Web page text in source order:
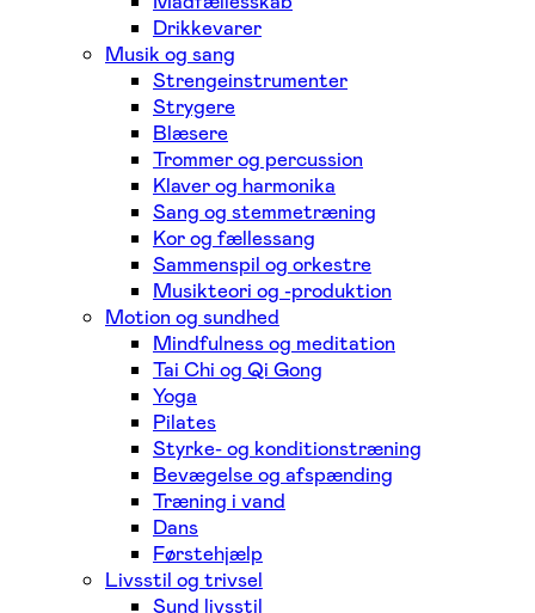
Drikkevarer
Musik og sang
Strengeinstrumenter
Strygere
Blæsere
Trommer og percussion
Klaver og harmonika
Sang og stemmetræning
Kor og fællessang
Sammenspil og orkestre
Musikteori og -produktion
Motion og sundhed
Mindfulness og meditation
Tai Chi og Qi Gong
Yoga
Pilates
Styrke- og konditionstræning
Bevægelse og afspænding
Træning i vand
Dans
Førstehjælp
Livsstil og trivsel
Sund livsstil